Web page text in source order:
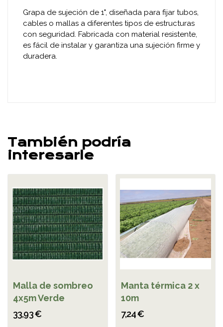
Grapa de sujeción de 1", diseñada para fijar tubos,
cables o mallas a diferentes tipos de estructuras
con seguridad. Fabricada con material resistente,
es fácil de instalar y garantiza una sujeción firme y
duradera.
También podría
interesarle
Malla de sombreo
4x5m Verde
33,93 €
Manta térmica 2 x
10m
7,24 €